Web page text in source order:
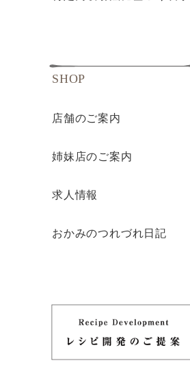
SHOP
店舗のご案内
姉妹店のご案内
求人情報
おかみのつれづれ日記